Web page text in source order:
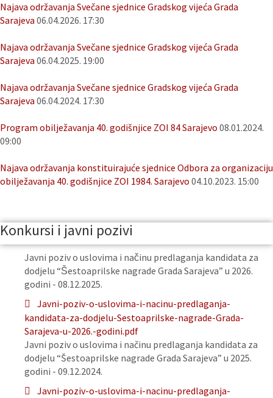
Najava održavanja Svečane sjednice Gradskog vijeća Grada
Sarajeva 06.04.2026. 17:30
Najava održavanja Svečane sjednice Gradskog vijeća Grada
Sarajeva 06.04.2025. 19:00
Najava održavanja Svečane sjednice Gradskog vijeća Grada
Sarajeva 06.04.2024. 17:30
Program obilježavanja 40. godišnjice ZOI 84 Sarajevo 08.01.2024.
09:00
Najava održavanja konstituirajuće sjednice Odbora za organizaciju
obilježavanja 40. godišnjice ZOI 1984. Sarajevo 04.10.2023. 15:00
Konkursi i javni pozivi
Javni poziv o uslovima i načinu predlaganja kandidata za
dodjelu “Šestoaprilske nagrade Grada Sarajeva” u 2026.
godini - 08.12.2025.
Javni-poziv-o-uslovima-i-nacinu-predlaganja-
kandidata-za-dodjelu-Sestoaprilske-nagrade-Grada-
Sarajeva-u-2026.-godini.pdf
Javni poziv o uslovima i načinu predlaganja kandidata za
dodjelu “Šestoaprilske nagrade Grada Sarajeva” u 2025.
godini - 09.12.2024.
Javni-poziv-o-uslovima-i-nacinu-predlaganja-